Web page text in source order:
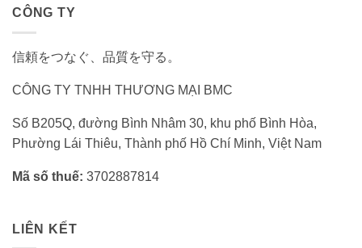
CÔNG TY
信頼をつなぐ、品質を守る。
CÔNG TY TNHH THƯƠNG MẠI BMC
Số B205Q, đường Bình Nhâm 30, khu phố Bình Hòa,
Phường Lái Thiêu, Thành phố Hồ Chí Minh, Việt Nam
Mã số thuế: 3702887814
LIÊN KẾT